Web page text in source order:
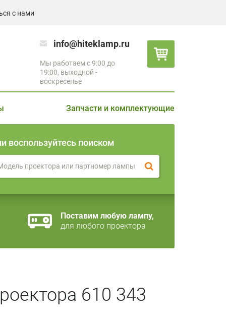
с нами
info@hiteklamp.ru
Мы работаем с 9:00 до
19:00, выходной -
воскресенье
Запчасти и комплектующие
воспользуйтесь поиском
Поставим любую лампу,
для любого проектора
610 343